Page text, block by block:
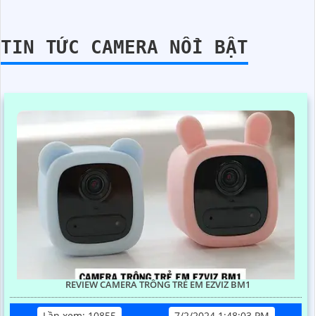
TIN TỨC CAMERA NỔI BẬT
REVIEW CAMERA TRÔNG TRẺ EM EZVIZ BM1